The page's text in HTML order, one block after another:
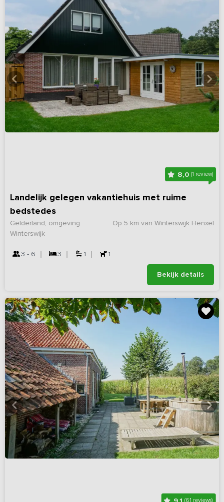
8,0 (1 review)
Landelijk gelegen vakantiehuis met ruime
bedstedes
Op 5 km van Winterswijk Henxel
Gelderland, omgeving
Winterswijk
3 - 6 3 1 1
Bekijk details
(61 reviews)